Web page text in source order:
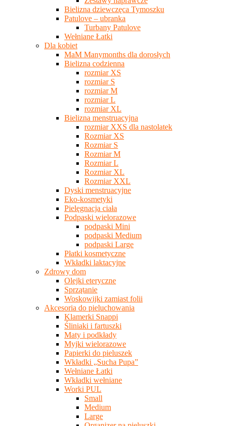
Bielizna dziewczęca Tymoszku
Patulove – ubranka
Turbany Patulove
Wełniane Łatki
Dla kobiet
MaM Manymonths dla dorosłych
Bielizna codzienna
rozmiar XS
rozmiar S
rozmiar M
rozmiar L
rozmiar XL
Bielizna menstruacyjna
rozmiar XXS dla nastolatek
Rozmiar XS
Rozmiar S
Rozmiar M
Rozmiar L
Rozmiar XL
Rozmiar XXL
Dyski menstruacyjne
Eko-kosmetyki
Pielęgnacja ciała
Podpaski wielorazowe
podpaski Mini
podpaski Medium
podpaski Large
Płatki kosmetyczne
Wkładki laktacyjne
Zdrowy dom
Olejki eteryczne
Sprzątanie
Woskowijki zamiast folii
Akcesoria do pieluchowania
Klamerki Snappi
Śliniaki i fartuszki
Maty i podkłady
Myjki wielorazowe
Papierki do pieluszek
Wkładki „Sucha Pupa”
Wełniane Łatki
Wkładki wełniane
Worki PUL
Small
Medium
Large